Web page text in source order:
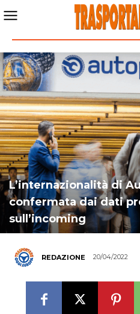
L’internazionalità di
confermata dai dati
sull’incoming
REDAZIONE 20/04/2022